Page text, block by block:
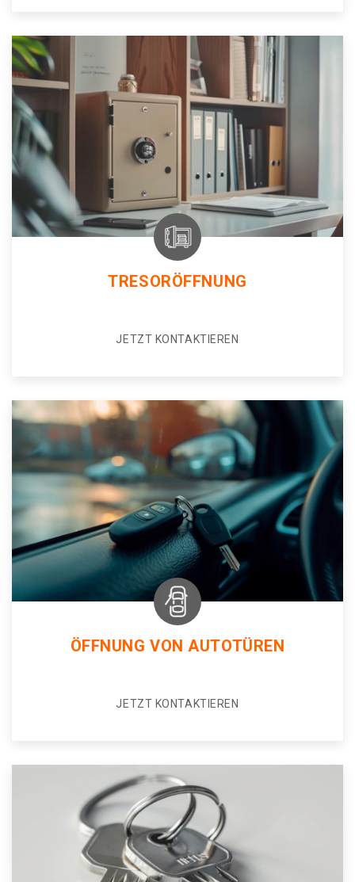
TRESORÖFFNUNG
JETZT KONTAKTIEREN
ÖFFNUNG VON AUTOTÜREN
JETZT KONTAKTIEREN